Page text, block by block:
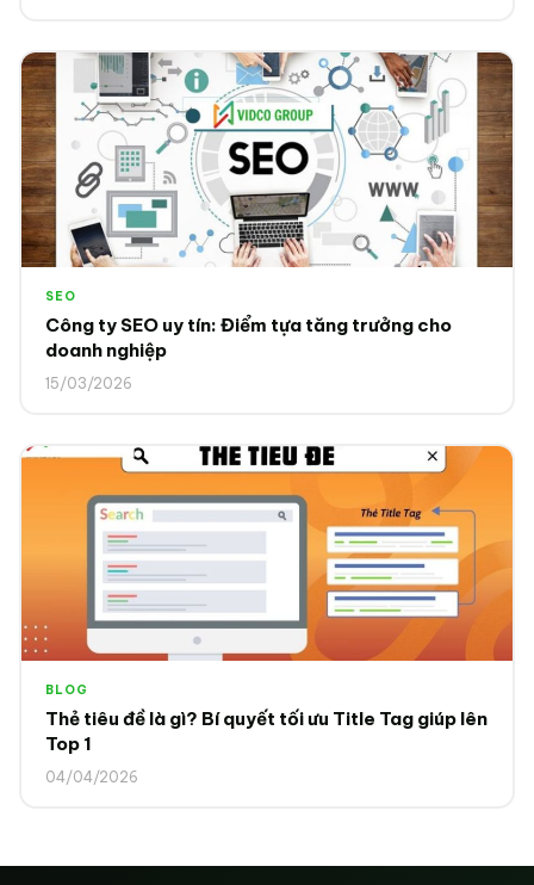
SEO
Công ty SEO uy tín: Điểm tựa tăng trưởng cho
doanh nghiệp
15/03/2026
BLOG
Thẻ tiêu đề là gì? Bí quyết tối ưu Title Tag giúp lên
Top 1
04/04/2026